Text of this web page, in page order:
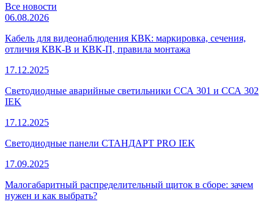
Все новости
06.08.2026
Кабель для видеонаблюдения КВК: маркировка, сечения,
отличия КВК-В и КВК-П, правила монтажа
17.12.2025
Светодиодные аварийные светильники ССА 301 и ССА 302
IEK
17.12.2025
Светодиодные панели СТАНДАРТ PRO IEK
17.09.2025
Малогабаритный распределительный щиток в сборе: зачем
нужен и как выбрать?